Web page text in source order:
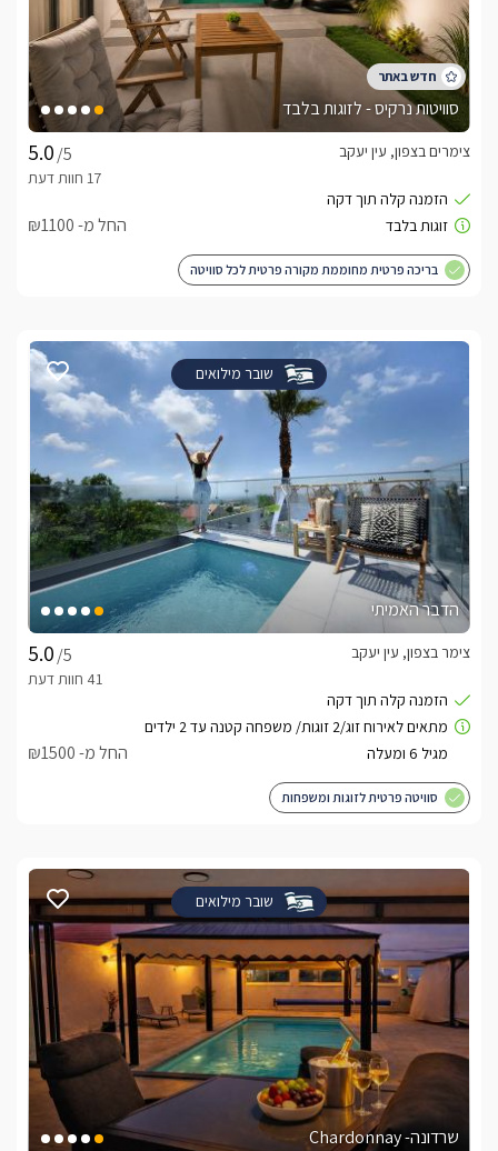
סוויטות נרקיס - לזוגות בלבד
/5
צימרים בצפון, עין יעקב
החל מ- ₪1100
בריכה פרטית מחוממת מקורה פרטית לכל סוויטה
שובר מילואים
הדבר האמיתי
/5
צימר בצפון, עין יעקב
החל מ- ₪1500
סוויטה פרטית לזוגות ומשפחות
שובר מילואים
שרדונה- Chardonnay